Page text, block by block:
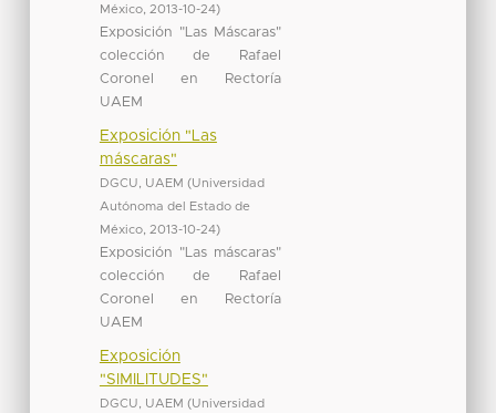
México, 2013-10-24)
Exposición "Las Máscaras"
colección de Rafael
Coronel en Rectoría
UAEM
Exposición "Las
máscaras"
DGCU, UAEM (Universidad
Autónoma del Estado de
México, 2013-10-24)
Exposición "Las máscaras"
colección de Rafael
Coronel en Rectoría
UAEM
Exposición
"SIMILITUDES"
DGCU, UAEM (Universidad